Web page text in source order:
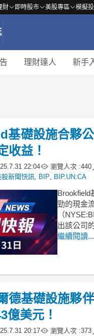
財 即時股市 美股專區 模擬
理財達人 新手
礎設施合夥
收益！
22:04 瀏覽人次 :440
股新聞快訊 BIP BIP.UN:CA
Brookfield
勁的現金
（
出該公司
繼續閱讀...
德基礎設施夥
億美元！
20:17 瀏覽人次 :373